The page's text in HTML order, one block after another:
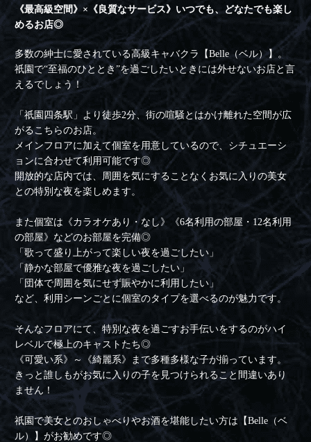
《最高級空間》×《良質なサービス》いつでも、どなたでも楽し
めるお店◎
多数の紳士に愛されている高級キャバクラ【Belle（ベル）】。
祇園で“至福のひととき”を過ごしたいときには外せないお店と言
えるでしょう！
「祇園四条駅」より徒歩2分、街の喧騒とはかけ離れた空間が広
がるこちらのお店。
メインフロアに加えて個室を用意しているので、シチュエーシ
ョンに合わせて利用可能です◎
開放的な店内では、周囲を気にすることなくお気に入りの美女
との特別な夜を楽しめます。
また個室は《カラオケあり・なし》《6名利用の部屋・12名利用
の部屋》などのお部屋を完備◎
「歌って盛り上がって楽しい夜を過ごしたい」
「静かな部屋で優雅な夜を過ごしたい」
「団体で周囲を気にせず賑やかに利用したい」
など、利用シーンごとに個室のタイプを選べるのが魅力です。
そんなフロアにて、特別な夜を過ごすお手伝いをするのがハイ
レベルで極上のキャストたち◎
《可愛い系》～《綺麗系》まで多種多様な子が揃っています。
きっと誰しもがお気に入りの子を見つけられること間違いあり
ません！
祇園で美女とのおしゃべりやお酒を堪能したい方は【Belle（ベ
ル）】がお勧めです◎